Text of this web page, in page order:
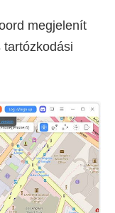
megjelenít